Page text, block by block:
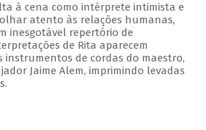
à cena como intérprete intimista e
atento às relações humanas,
inesgotável repertório de
de Rita aparecem
instrumentos de cordas do maestro,
Jaime Alem, imprimindo levadas